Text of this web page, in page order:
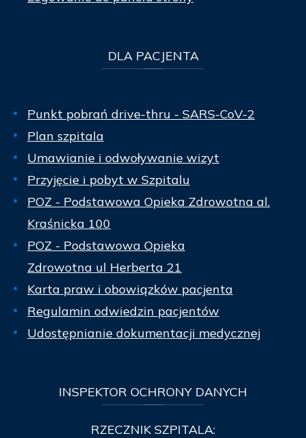
DLAPACJENTA
Punkt pobrań drive-thru - SARS-CoV-2
Plan szpitala
Umawianie i odwoływanie wizyt
Przyjęcie i pobyt w Szpitalu
POZ - Podstawowa Opieka Zdrowotna al.
Kraśnicka 100
POZ - Podstawowa Opieka
Zdrowotna ul Herberta 21
Karta praw i obowiązków pacjenta
Regulamin odwiedzin pacjentów
Udostępnianie dokumentacji medycznej
INSPEKTOR OCHRONY DANYCH
RZECZNIK SZPITALA: